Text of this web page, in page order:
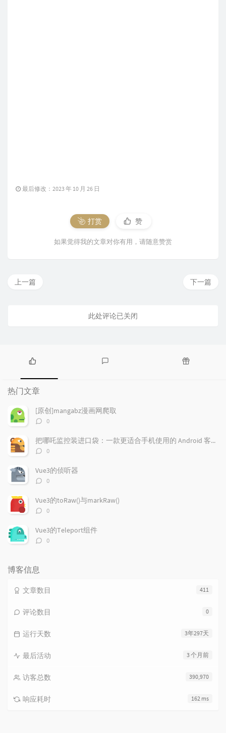
最后修改：2023 年 10 月 26 日
打赏 赞
如果觉得我的文章对你有用，请随意赞赏
下一篇
上一篇
此处评论已关闭
热
门
文
章
论
热门文章
[原创]mangabz漫画网爬取
评
数：
0
把哪吒监控装进口袋：一款更适合手机使用的 Android 客户端
评
数：
0
Vue3的侦听器
评
数：
0
Vue3的toRaw()与markRaw()
评
数：
0
Vue3的Teleport组件
评
0
博客信息
411
文章数目
0
评论数目
3年297天
运行天数
3 个月前
最后活动
390,970
访客总数
162 ms
响应耗时